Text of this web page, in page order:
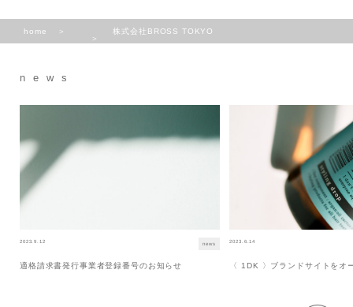
home 株式会社BROSS TOKYO
news
2023.9.12 news
適格請求書発行事業者登録番号のお知らせ
2023.6.14
〈 1DK 〉ブランドサイトをオ